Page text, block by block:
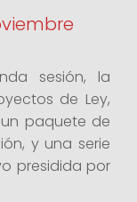
sesión, la
de Ley,
paquete de
y una serie
presidida por